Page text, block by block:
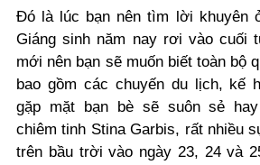
Đó là lúc bạn nên tìm lời khuyên
Giáng sinh năm nay rơi vào cuối
mới nên bạn sẽ muốn biết toàn bộ
bao gồm các chuyến du lịch, kế
gặp mặt bạn bè sẽ suôn sẻ
chiêm tinh Stina Garbis, rất nhiều
trên bầu trời vào ngày 23, 24 và